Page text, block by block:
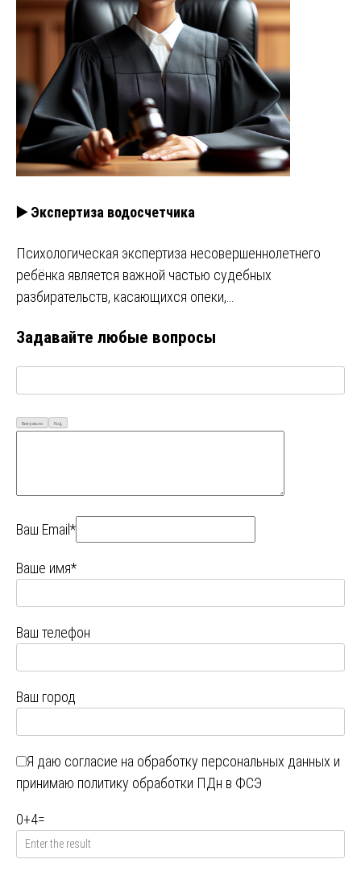
▶️ Экспертиза водосчетчика
Психологическая экспертиза несовершеннолетнего
ребёнка является важной частью судебных
разбирательств, касающихся опеки,…
Задавайте любые вопросы
Визуально Код
Ваш Email*
Ваше имя*
Ваш телефон
Ваш город
Я даю согласие на обработку персональных данных и
принимаю политику обработки ПДн в ФСЭ
0+4=